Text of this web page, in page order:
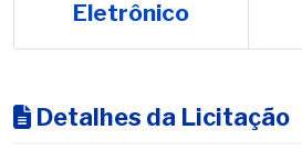
Eletrônico
Detalhes da Licitação